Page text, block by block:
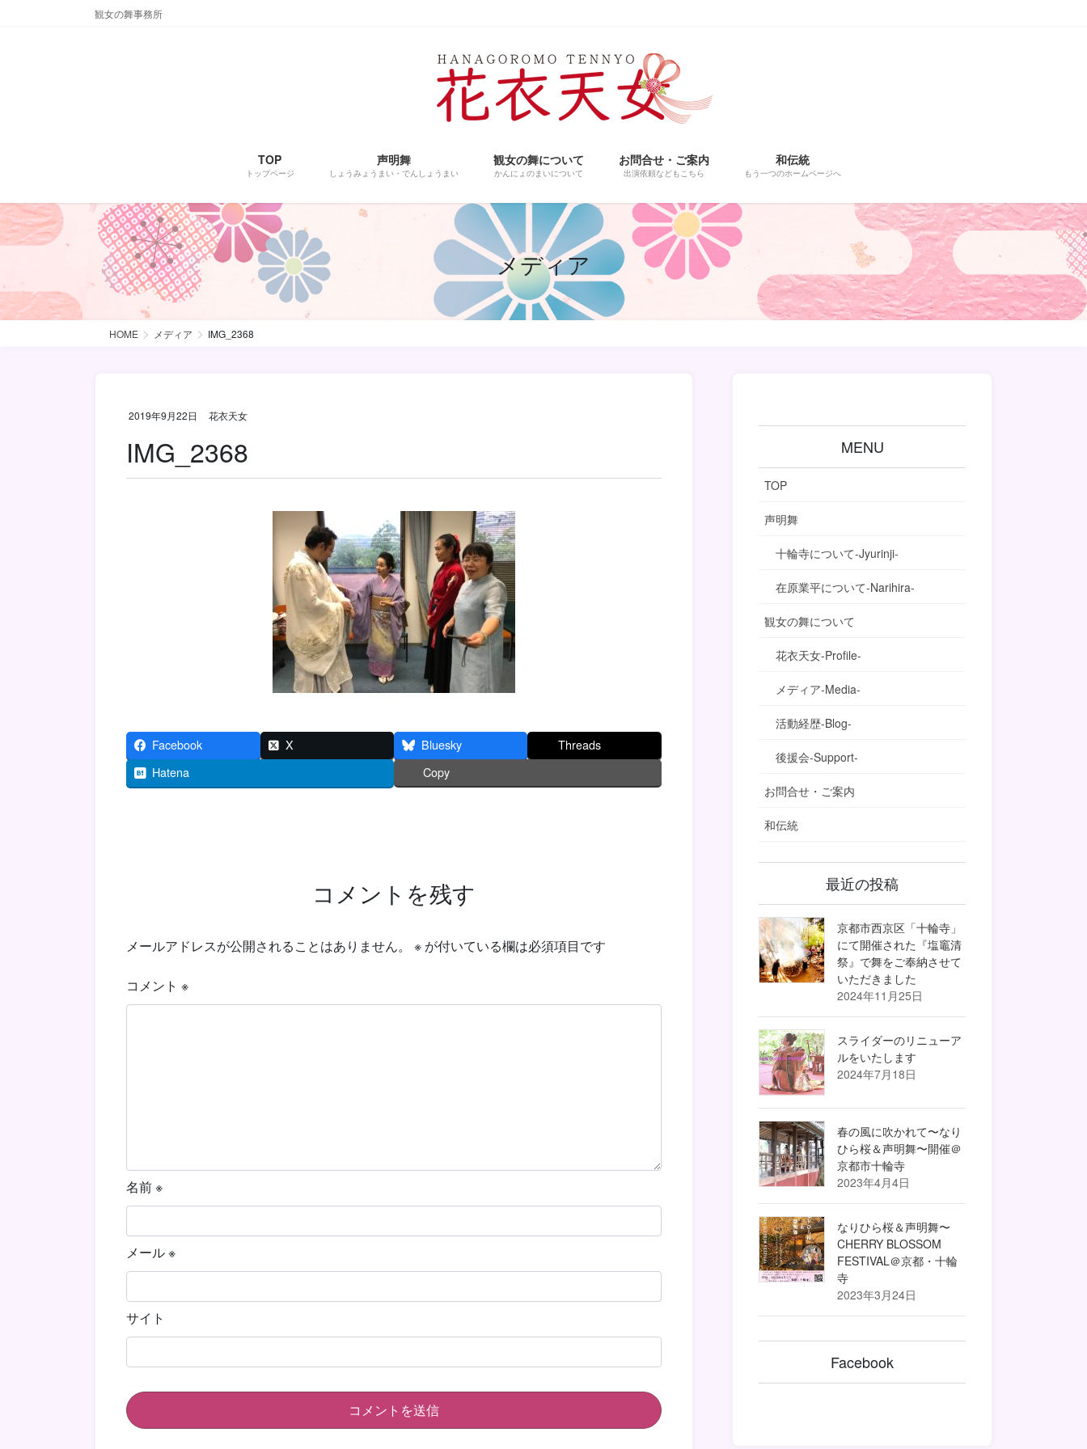
観女の舞事務所
TOP
トップページ
声明舞
しょうみょうまい・でんしょうまい
観女の舞について
かんにょのまいについて
お問合せ・ご案内
出演依頼などもこちら
和伝統
もう一つのホームページへ
メディア
HOME メディア IMG_2368
2019年9月22日 花衣天女
IMG_2368
Facebook X Bluesky
Threads
Hatena
Copy
コメントを残す
メールアドレスが公開されることはありません。 ※ が付いている欄は必須項目です
コメント※
名前※
メール※
サイト
MENU
TOP
声明舞
十輪寺について-Jyurinji-
在原業平について-Narihira-
観女の舞について
花衣天女-Profile-
メディア-Media-
活動経歴-Blog-
後援会-Support-
お問合せ・ご案内
和伝統
最近の投稿
京都市西京区「十輪寺」
にて開催された『塩竈清
祭』で舞をご奉納させて
いただきました
2024年11月25日
スライダーのリニューア
ルをいたします
2024年7月18日
春の風に吹かれて〜なり
ひら桜＆声明舞〜開催＠
京都市十輪寺
2023年4月4日
なりひら桜＆声明舞〜
CHERRY BLOSSOM
FESTIVAL＠京都・十輪
寺
2023年3月24日
Facebook